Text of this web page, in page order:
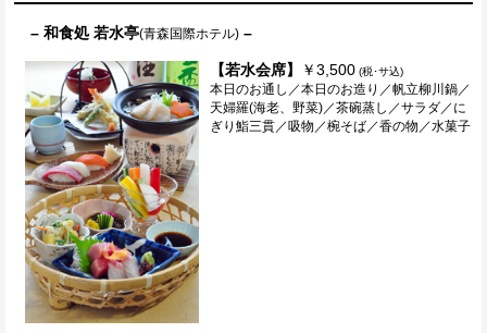
– 和食処 若水亭(青森国際ホテル) –
【若水会席】 ￥3,500 (税･サ込)
本日のお通し／本日のお造り／帆立柳川鍋／
天婦羅(海老、野菜)／茶碗蒸し／サラダ／に
ぎり鮨三貫／吸物／椀そば／香の物／水菓子